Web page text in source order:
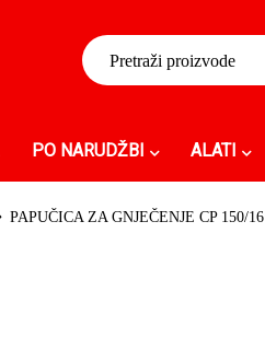
PO NARUDŽBI ALATI
PAPUČICA ZA GNJEČENJE CP 150/16